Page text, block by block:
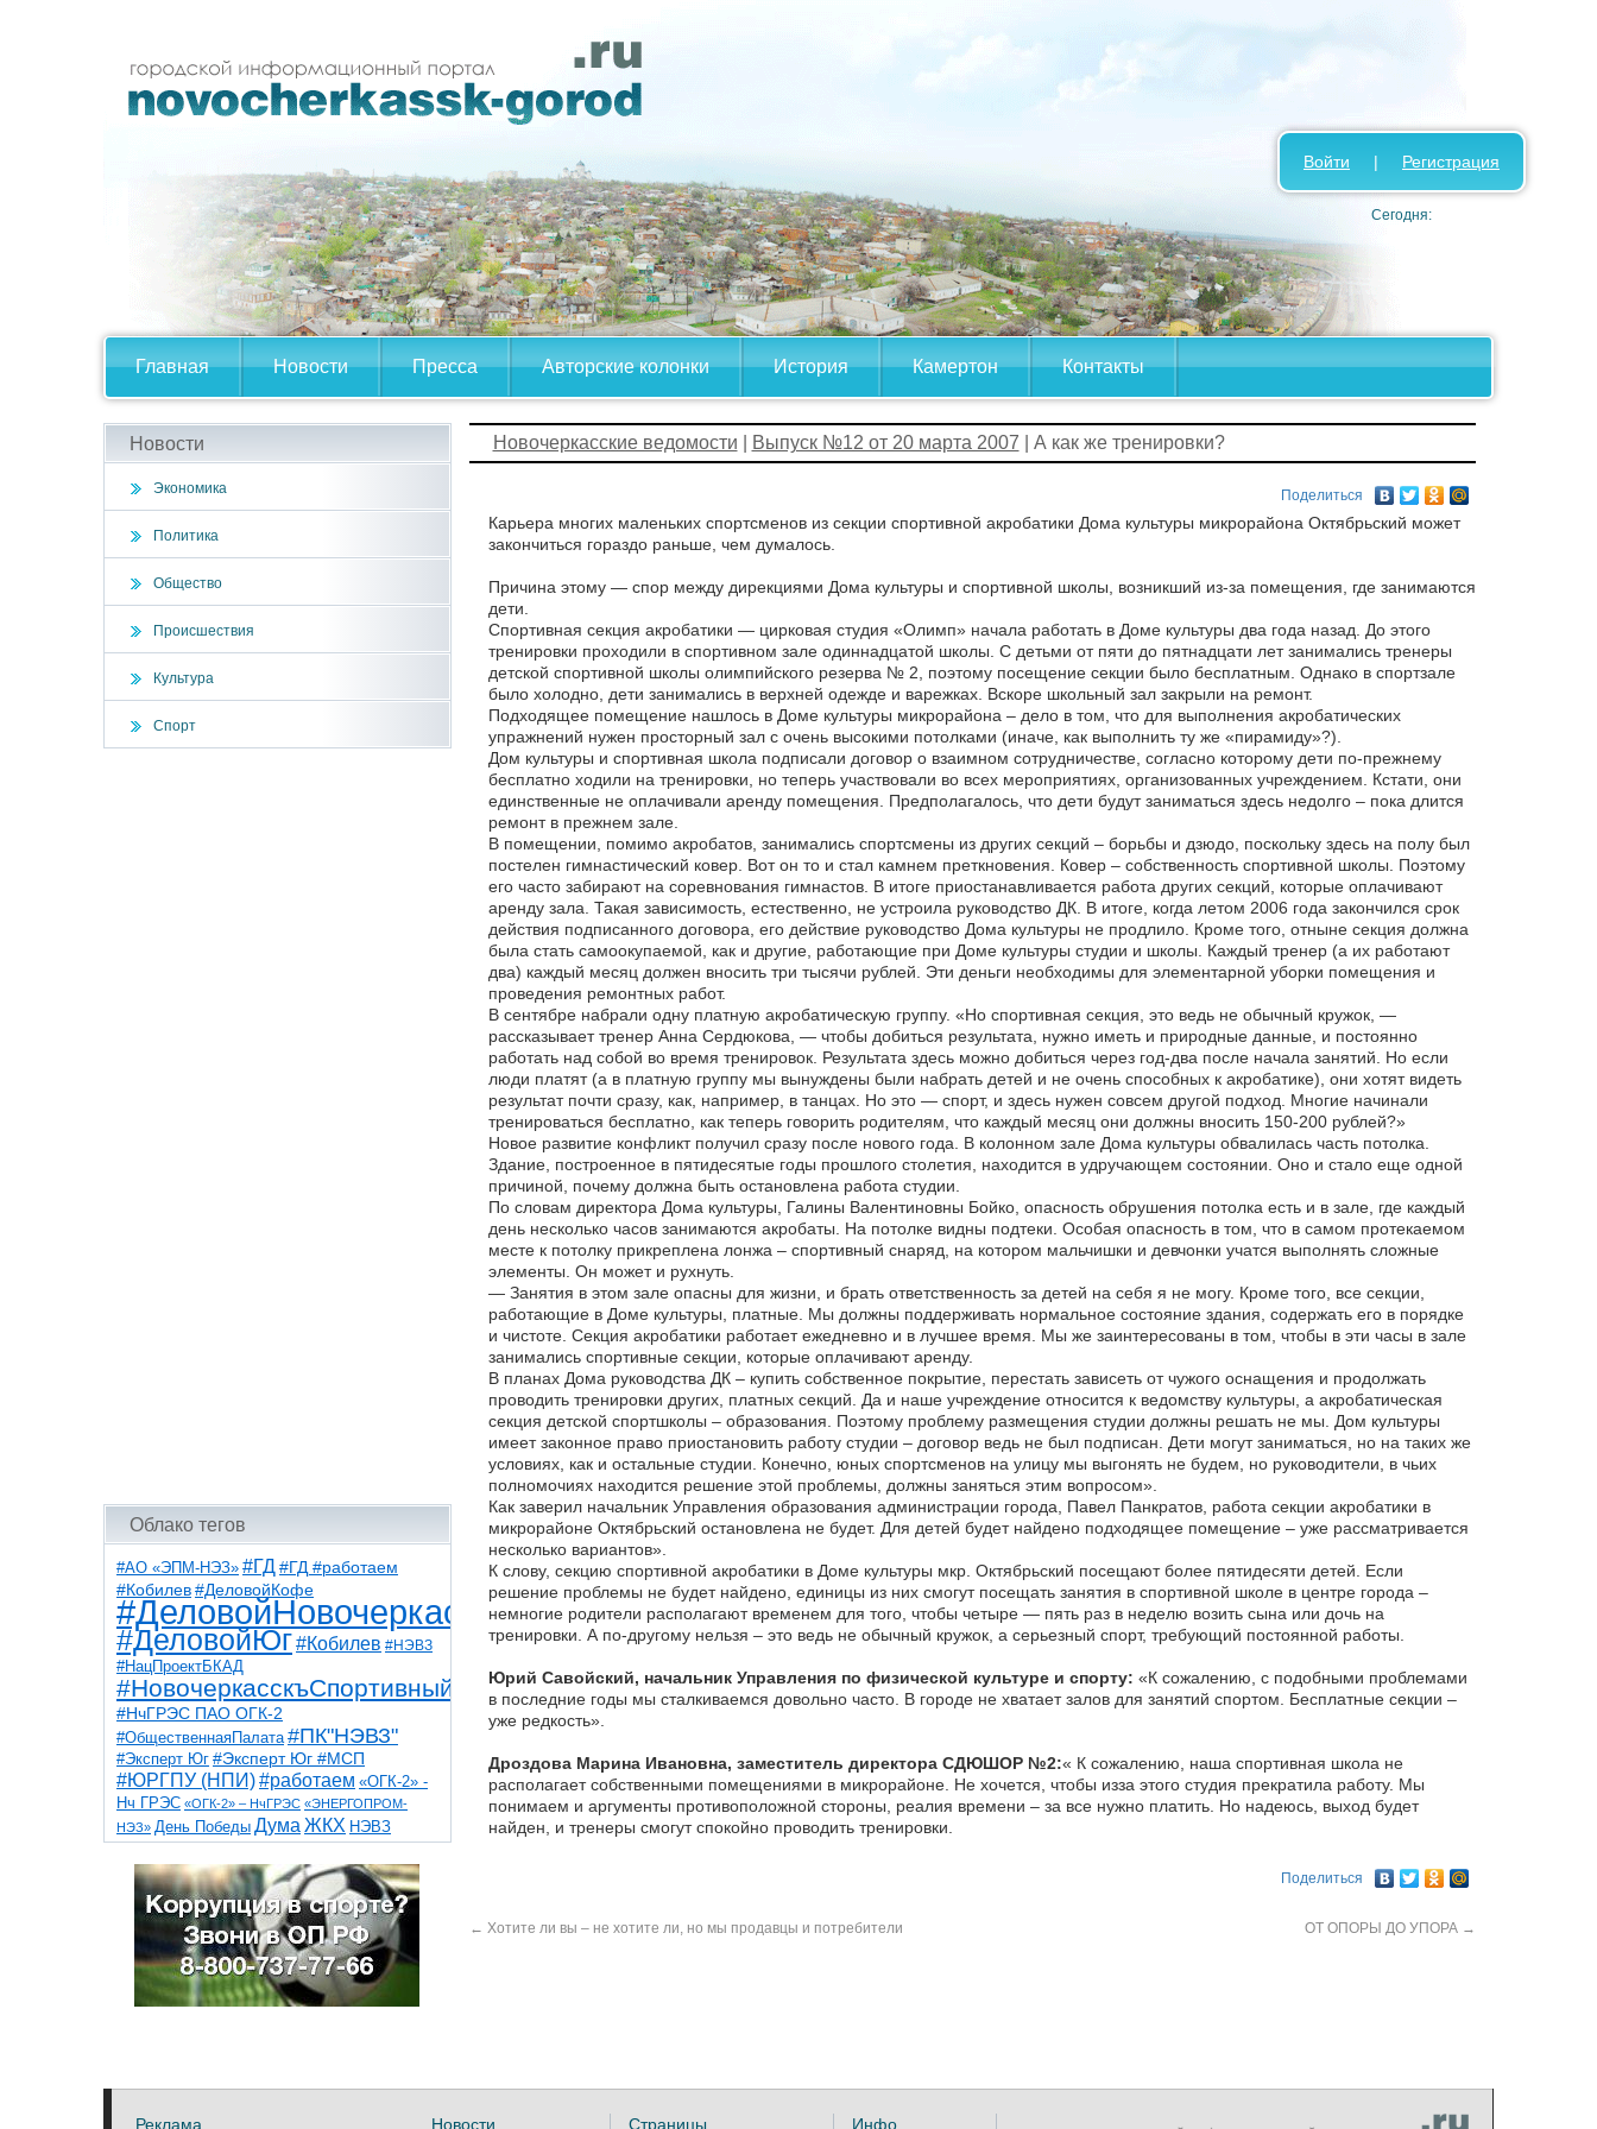
Главная Новости Пресса Авторские колонки История Камертон Контакты
Войти | Регистрация
Сегодня:
Новости
Экономика
Политика
Общество
Происшествия
Культура
Спорт
Облако тегов
#АО «ЭПМ-НЭЗ» #ГД #ГД #работаем
#Кобилев #ДеловойКофе
#ДеловойНовочеркасск
#ДеловойЮг#Кобилев #НЭВЗ
#НацПроектБКАД
#НовочеркасскъСпортивный
#НчГРЭС ПАО ОГК-2
#ОбщественнаяПалата #ПК"НЭВЗ"
#Эксперт Юг #Эксперт Юг #МСП
#ЮРГПУ (НПИ)#работаем «ОГК-2» -
Нч ГРЭС «ОГК-2» – НчГРЭС «ЭНЕРГОПРОМ-
НЭЗ» День Победы Дума ЖКХ НЭВЗ
НчГРЭС ТНТ
благоустройствоветераны выборы
детидороги казаки коррупция космос
общественная палата парк пожар роща
спорт театр транспорт художники
Новочеркасские ведомости Выпуск №12 от 20 марта 2007 | А как же тренировки?
Поделиться
Карьера многих маленьких спортсменов из секции спортивной акробатики Дома культуры микрорайона Октябрьский может
закончиться гораздо раньше, чем думалось.
Причина этому — спор между дирекциями Дома культуры и спортивной школы, возникший из-за помещения, где занимаются
дети.
Спортивная секция акробатики — цирковая студия «Олимп» начала работать в Доме культуры два года назад. До этого
тренировки проходили в спортивном зале одиннадцатой школы. С детьми от пяти до пятнадцати лет занимались тренеры
детской спортивной школы олимпийского резерва № 2, поэтому посещение секции было бесплатным. Однако в спортзале
было холодно, дети занимались в верхней одежде и варежках. Вскоре школьный зал закрыли на ремонт.
Подходящее помещение нашлось в Доме культуры микрорайона – дело в том, что для выполнения акробатических
упражнений нужен просторный зал с очень высокими потолками (иначе, как выполнить ту же «пирамиду»?).
Дом культуры и спортивная школа подписали договор о взаимном сотрудничестве, согласно которому дети по-прежнему
бесплатно ходили на тренировки, но теперь участвовали во всех мероприятиях, организованных учреждением. Кстати, они
единственные не оплачивали аренду помещения. Предполагалось, что дети будут заниматься здесь недолго – пока длится
ремонт в прежнем зале.
В помещении, помимо акробатов, занимались спортсмены из других секций – борьбы и дзюдо, поскольку здесь на полу был
постелен гимнастический ковер. Вот он то и стал камнем преткновения. Ковер – собственность спортивной школы. Поэтому
его часто забирают на соревнования гимнастов. В итоге приостанавливается работа других секций, которые оплачивают
аренду зала. Такая зависимость, естественно, не устроила руководство ДК. В итоге, когда летом 2006 года закончился срок
действия подписанного договора, его действие руководство Дома культуры не продлило. Кроме того, отныне секция должна
была стать самоокупаемой, как и другие, работающие при Доме культуры студии и школы. Каждый тренер (а их работают
два) каждый месяц должен вносить три тысячи рублей. Эти деньги необходимы для элементарной уборки помещения и
проведения ремонтных работ.
В сентябре набрали одну платную акробатическую группу. «Но спортивная секция, это ведь не обычный кружок, —
рассказывает тренер Анна Сердюкова, — чтобы добиться результата, нужно иметь и природные данные, и постоянно
работать над собой во время тренировок. Результата здесь можно добиться через год-два после начала занятий. Но если
люди платят (а в платную группу мы вынуждены были набрать детей и не очень способных к акробатике), они хотят видеть
результат почти сразу, как, например, в танцах. Но это — спорт, и здесь нужен совсем другой подход. Многие начинали
тренироваться бесплатно, как теперь говорить родителям, что каждый месяц они должны вносить 150-200 рублей?»
Новое развитие конфликт получил сразу после нового года. В колонном зале Дома культуры обвалилась часть потолка.
Здание, построенное в пятидесятые годы прошлого столетия, находится в удручающем состоянии. Оно и стало еще одной
причиной, почему должна быть остановлена работа студии.
По словам директора Дома культуры, Галины Валентиновны Бойко, опасность обрушения потолка есть и в зале, где каждый
день несколько часов занимаются акробаты. На потолке видны подтеки. Особая опасность в том, что в самом протекаемом
месте к потолку прикреплена лонжа – спортивный снаряд, на котором мальчишки и девчонки учатся выполнять сложные
элементы. Он может и рухнуть.
— Занятия в этом зале опасны для жизни, и брать ответственность за детей на себя я не могу. Кроме того, все секции,
работающие в Доме культуры, платные. Мы должны поддерживать нормальное состояние здания, содержать его в порядке
и чистоте. Секция акробатики работает ежедневно и в лучшее время. Мы же заинтересованы в том, чтобы в эти часы в зале
занимались спортивные секции, которые оплачивают аренду.
В планах Дома руководства ДК – купить собственное покрытие, перестать зависеть от чужого оснащения и продолжать
проводить тренировки других, платных секций. Да и наше учреждение относится к ведомству культуры, а акробатическая
секция детской спортшколы – образования. Поэтому проблему размещения студии должны решать не мы. Дом культуры
имеет законное право приостановить работу студии – договор ведь не был подписан. Дети могут заниматься, но на таких же
условиях, как и остальные студии. Конечно, юных спортсменов на улицу мы выгонять не будем, но руководители, в чьих
полномочиях находится решение этой проблемы, должны заняться этим вопросом».
Как заверил начальник Управления образования администрации города, Павел Панкратов, работа секции акробатики в
микрорайоне Октябрьский остановлена не будет. Для детей будет найдено подходящее помещение – уже рассматривается
несколько вариантов».
К слову, секцию спортивной акробатики в Доме культуры мкр. Октябрьский посещают более пятидесяти детей. Если
решение проблемы не будет найдено, единицы из них смогут посещать занятия в спортивной школе в центре города –
немногие родители располагают временем для того, чтобы четыре — пять раз в неделю возить сына или дочь на
тренировки. А по-другому нельзя – это ведь не обычный кружок, а серьезный спорт, требующий постоянной работы.
Юрий Савойский, начальник Управления по физической культуре и спорту: «К сожалению, с подобными проблемами
в последние годы мы сталкиваемся довольно часто. В городе не хватает залов для занятий спортом. Бесплатные секции –
уже редкость».
Дроздова Марина Ивановна, заместитель директора СДЮШОР №2:« К сожалению, наша спортивная школа не
располагает собственными помещениями в микрорайоне. Не хочется, чтобы из­за этого студия прекратила работу. Мы
понимаем и аргументы противоположной стороны, реалия времени – за все нужно платить. Но надеюсь, выход будет
найден, и тренеры смогут спокойно проводить тренировки.
Поделиться
← Хотите ли вы – не хотите ли, но мы продавцы и потребители ОТ ОПОРЫ ДО УПОРА →
Реклама Новости Страницы Инфо